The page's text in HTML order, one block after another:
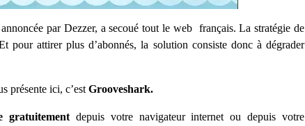
par Dezzer, a secoué tout le web français. La stratégie de
pour attirer plus d’abonnés, la solution consiste donc à dégrader
présente ici, c’est Grooveshark.
gratuitement depuis votre navigateur internet ou depuis votre